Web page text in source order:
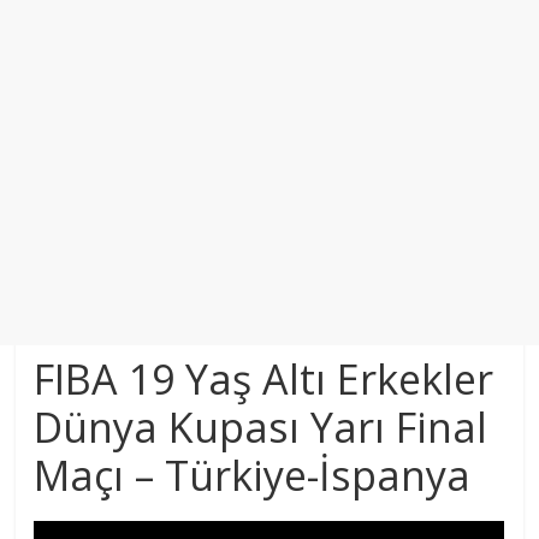
FIBA 19 Yaş Altı Erkekler
Dünya Kupası Yarı Final
Maçı – Türkiye-İspanya